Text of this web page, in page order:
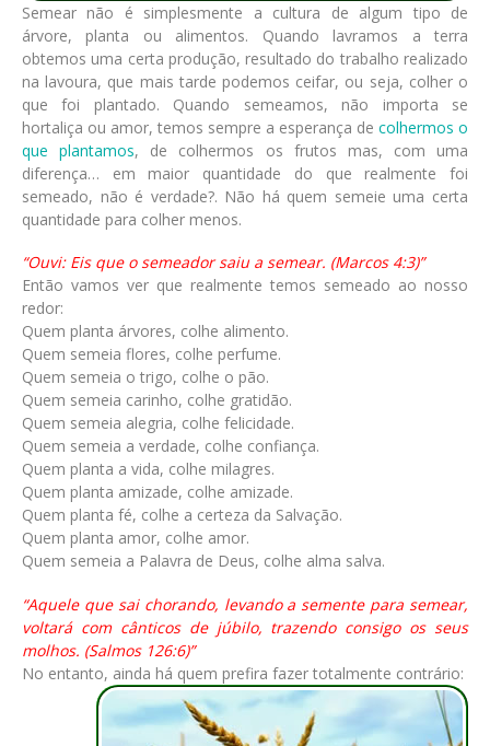
Semear não é simplesmente a cultura de algum tipo de
árvore, planta ou alimentos. Quando lavramos a terra
obtemos uma certa produção, resultado do trabalho realizado
na lavoura, que mais tarde podemos ceifar, ou seja, colher o
que foi plantado. Quando semeamos, não importa se
hortaliça ou amor, temos sempre a esperança de colhermos o
que plantamos, de colhermos os frutos mas, com uma
diferença… em maior quantidade do que realmente foi
semeado, não é verdade?. Não há quem semeie uma certa
quantidade para colher menos.
“Ouvi: Eis que o semeador saiu a semear. (Marcos 4:3)”
Então vamos ver que realmente temos semeado ao nosso
redor:
Quem planta árvores, colhe alimento.
Quem semeia flores, colhe perfume.
Quem semeia o trigo, colhe o pão.
Quem semeia carinho, colhe gratidão.
Quem semeia alegria, colhe felicidade.
Quem semeia a verdade, colhe confiança.
Quem planta a vida, colhe milagres.
Quem planta amizade, colhe amizade.
Quem planta fé, colhe a certeza da Salvação.
Quem planta amor, colhe amor.
Quem semeia a Palavra de Deus, colhe alma salva.
“Aquele que sai chorando, levando a semente para semear,
voltará com cânticos de júbilo, trazendo consigo os seus
molhos. (Salmos 126:6)”
No entanto, ainda há quem prefira fazer totalmente contrário: